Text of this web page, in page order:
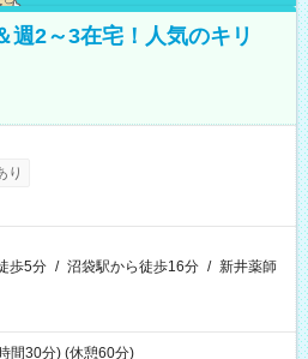
週2～3在宅！人気のキリ
り
歩5分 / 沼袋駅から徒歩16分 / 新井薬師
間30分) (休憩60分)